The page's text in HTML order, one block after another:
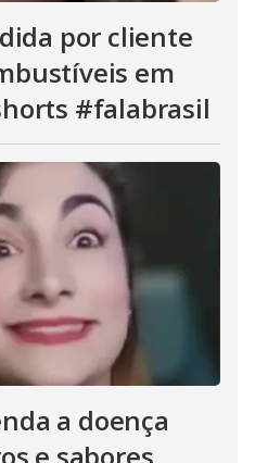
por cliente
em
#falabrasil
a doença